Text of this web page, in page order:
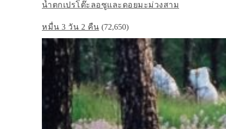
น้ำตกเปรโต๊ะลอซูและดอยมะม่วงสาม
หมื่น 3 วัน 2 คืน (72,650)